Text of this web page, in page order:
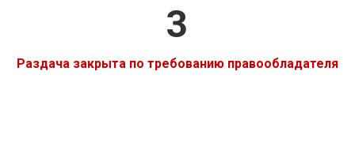
3
Раздача закрыта по требованию правообладателя